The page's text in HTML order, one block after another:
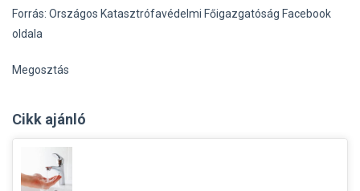
Forrás: Országos Katasztrófavédelmi Főigazgatóság Facebook
oldala
Megosztás
Cikk ajánló